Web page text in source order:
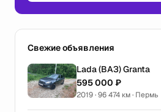
Свежие объявления
Lada (ВАЗ) Granta
595 000 ₽
2019 · 96 474 км · Пермь